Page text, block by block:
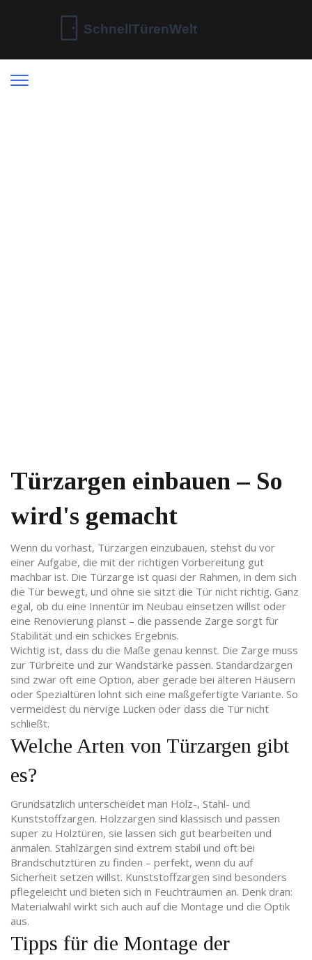
Türzargen einbauen – So
wird's gemacht
Wenn du vorhast, Türzargen einzubauen, stehst du vor
einer Aufgabe, die mit der richtigen Vorbereitung gut
machbar ist. Die Türzarge ist quasi der Rahmen, in dem sich
die Tür bewegt, und ohne sie sitzt die Tür nicht richtig. Ganz
egal, ob du eine Innentür im Neubau einsetzen willst oder
eine Renovierung planst – die passende Zarge sorgt für
Stabilität und ein schickes Ergebnis.
Wichtig ist, dass du die Maße genau kennst. Die Zarge muss
zur Türbreite und zur Wandstärke passen. Standardzargen
sind zwar oft eine Option, aber gerade bei älteren Häusern
oder Spezialtüren lohnt sich eine maßgefertigte Variante. So
vermeidest du nervige Lücken oder dass die Tür nicht
schließt.
Welche Arten von Türzargen gibt
es?
Grundsätzlich unterscheidet man Holz-, Stahl- und
Kunststoffzargen. Holzzargen sind klassisch und passen
super zu Holztüren, sie lassen sich gut bearbeiten und
anmalen. Stahlzargen sind extrem stabil und oft bei
Brandschutztüren zu finden – perfekt, wenn du auf
Sicherheit setzen willst. Kunststoffzargen sind besonders
pflegeleicht und bieten sich in Feuchträumen an. Denk dran:
Materialwahl wirkt sich auch auf die Montage und die Optik
aus.
Tipps für die Montage der